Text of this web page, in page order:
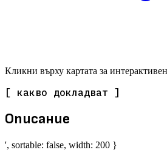
Кликни върху картата за
[ какво докладват ]
Описание
', sortable: false, width: 200 }